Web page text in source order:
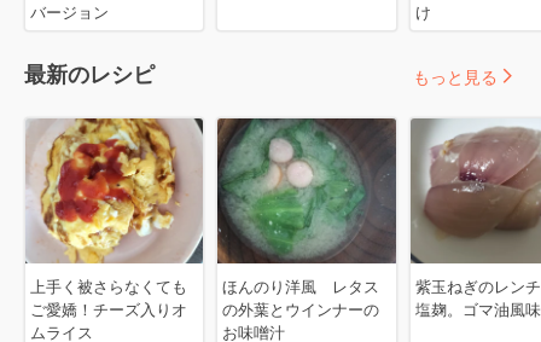
バージョン
け
最新のレシピ
上手く被さらなくても
ご愛嬌！チーズ入りオ
ムライス
ほんのり洋風 レタス
の外葉とウインナーの
お味噌汁
紫玉ねぎのレン
塩麹。ゴマ油風
もっと見る